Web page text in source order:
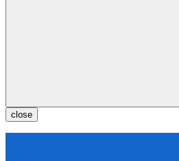
close